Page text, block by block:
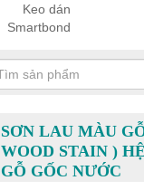
SƠN LAU MÀU
WOOD STAIN )
GỖ GỐC NƯỚC